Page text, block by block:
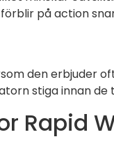
på action
den erbjuder
stiga innan de
Rapid